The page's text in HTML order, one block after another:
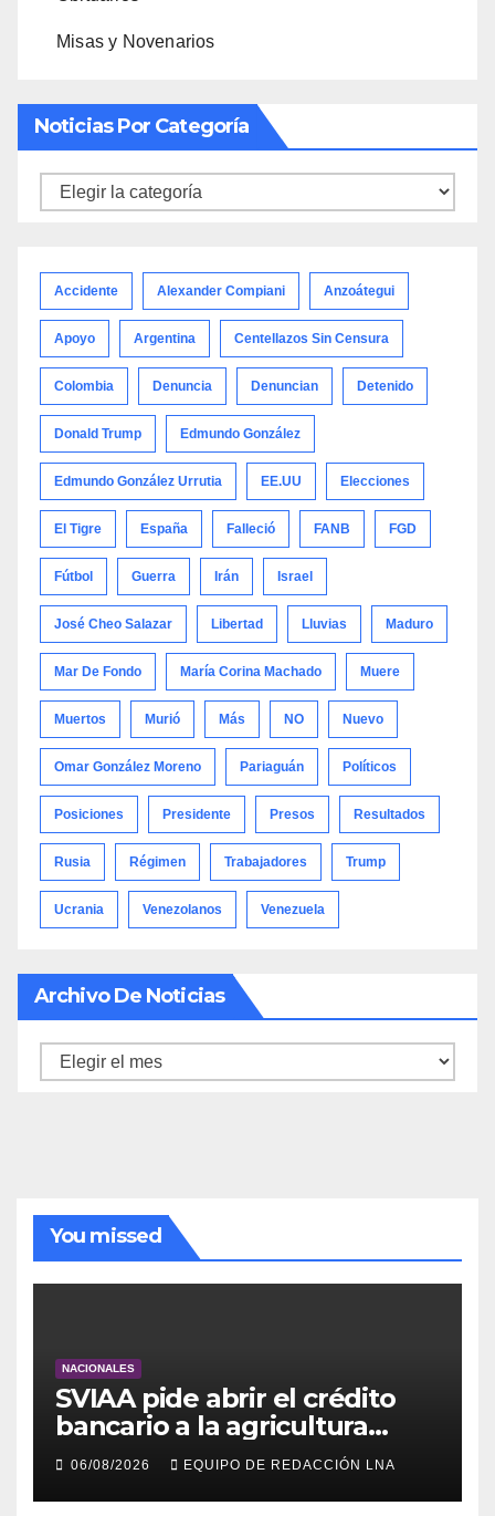
Misas y Novenarios
Noticias Por Categoría
Noticias
Accidente Alexander Compiani Anzoátegui
Apoyo Argentina Centellazos Sin Censura
Colombia Denuncia Denuncian Detenido
Donald Trump Edmundo González
Edmundo González Urrutia EE.UU Elecciones
El Tigre España Falleció FANB FGD
Fútbol Guerra Irán Israel
José Cheo Salazar Libertad Lluvias Maduro
Mar De Fondo María Corina Machado Muere
Muertos Murió Más NO Nuevo
Omar González Moreno Pariaguán Políticos
Posiciones Presidente Presos Resultados
Rusia Régimen Trabajadores Trump
Ucrania Venezolanos Venezuela
Archivo De Noticias
Archivo
You missed
NACIONALES
SVIAA pide abrir el crédito
bancario a la agricultura
familiar en Venezuela
06/08/2026 EQUIPO DE REDACCIÓN LNA